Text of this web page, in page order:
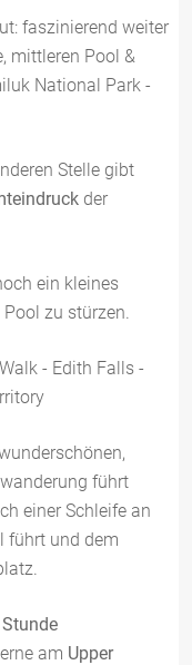
Stelle gibt
der
ein kleines
zu stürzen.
führt
einer Schleife an
führt und dem
am Upper